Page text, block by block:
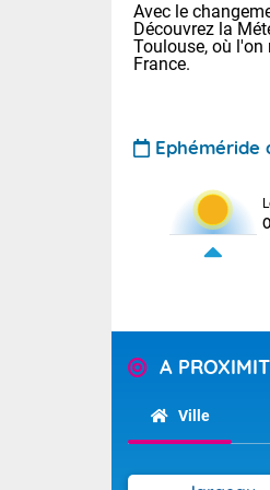
Avec le
Découvrez la
Toulouse, où
France.
Ephéméride
A
Ville